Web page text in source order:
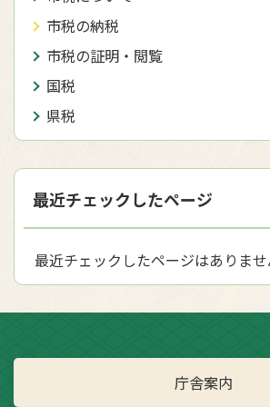
市税の納税
市税の証明・閲覧
国税
県税
最近チェックしたページ
最近チェックしたページはありませ
庁舎案内